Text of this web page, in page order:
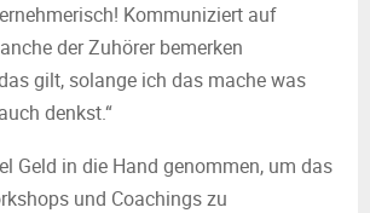
Kommuniziert auf
der Zuhörer bemerken
gilt, solange ich das mache was
denkst.“
Geld in die Hand genommen, um das
und Coachings zu